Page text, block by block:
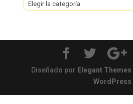
Categorías
Diseñado por Elegant Themes
WordPress